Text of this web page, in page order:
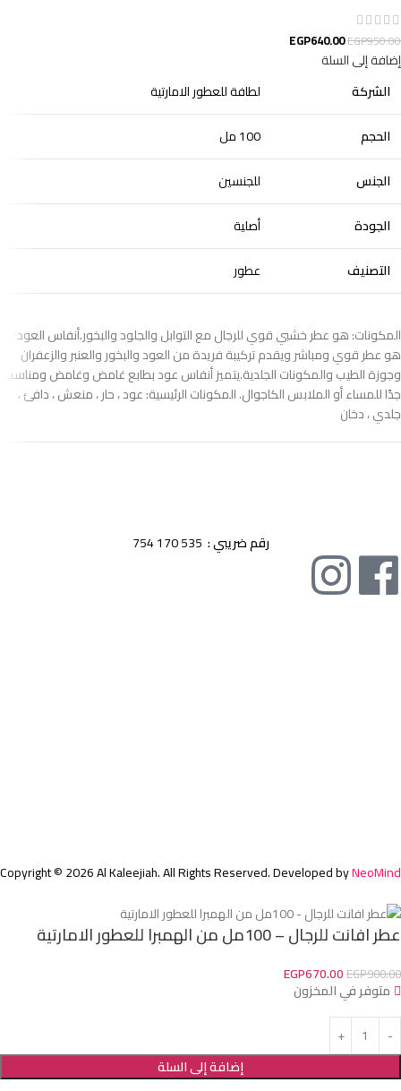
EGP950.00
EGP640.00
إضافة إلى السلة
الشركة
لطافة للعطور الامارتية
الحجم
100 مل
الجنس
للجنسين
الجودة
أصلية
التصنيف
عطور
المكونات: هو عطر خشبي قوي للرجال مع التوابل والجلود والبخور.أنفاس العود
هو عطر قوي ومباشر ويقدم تركيبة فريدة من العود والبخور والعنبر والزعفران
وجوزة الطيب والمكونات الجلدية.يتميز أنفاس عود بطابع غامض وغامض ومناسب
جدًا للمساء أو الملابس الكاجوال. المكونات الرئيسية: عود ، حار ، منعش ، دافئ ،
جلدي ، دخان
رقم ضريبي :
Copyright © 2026 Al Kaleejiah. All Rights Reserved. Developed byNeoMind
عطر افانت للرجال – 100مل من الهمبرا للعطور الامارتية
EGP900.00
EGP670.00
متوفر في المخزون
إضافة إلى السلة